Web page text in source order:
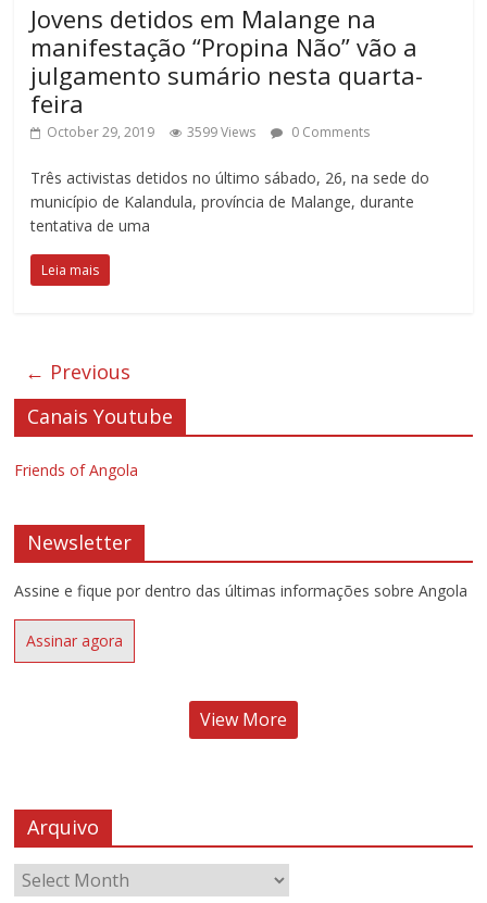
Jovens detidos em Malange na
manifestação “Propina Não” vão a
julgamento sumário nesta quarta-
feira
October 29, 2019 3599 Views 0 Comments
Três activistas detidos no último sábado, 26, na sede do
município de Kalandula, província de Malange, durante
tentativa de uma
Leia mais
← Previous
Canais Youtube
Friends of Angola
Newsletter
Assine e fique por dentro das últimas informações sobre Angola
Assinar agora
View More
Arquivo